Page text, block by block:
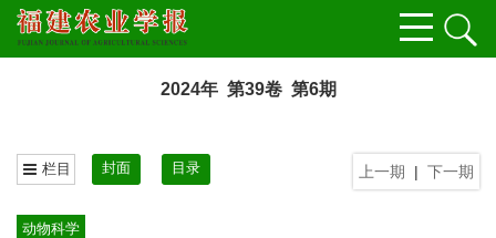
2024年 第39卷 第6期
上一期 | 下一期
栏目 封面 目录
动物科学